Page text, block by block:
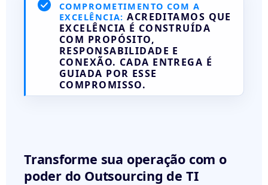
COMPROMETIMENTO COM A
EXCELÊNCIA:ACREDITAMOS QUE
EXCELÊNCIA É CONSTRUÍDA
COM PROPÓSITO,
RESPONSABILIDADE E
CONEXÃO. CADA ENTREGA É
GUIADA POR ESSE
COMPROMISSO.
Transforme sua operação com o
poder do Outsourcing de TI